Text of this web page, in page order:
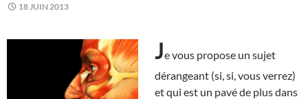
18 JUIN 2013
Je vous propose un sujet
dérangeant (si, si, vous verrez)
et qui est un pavé de plus dans